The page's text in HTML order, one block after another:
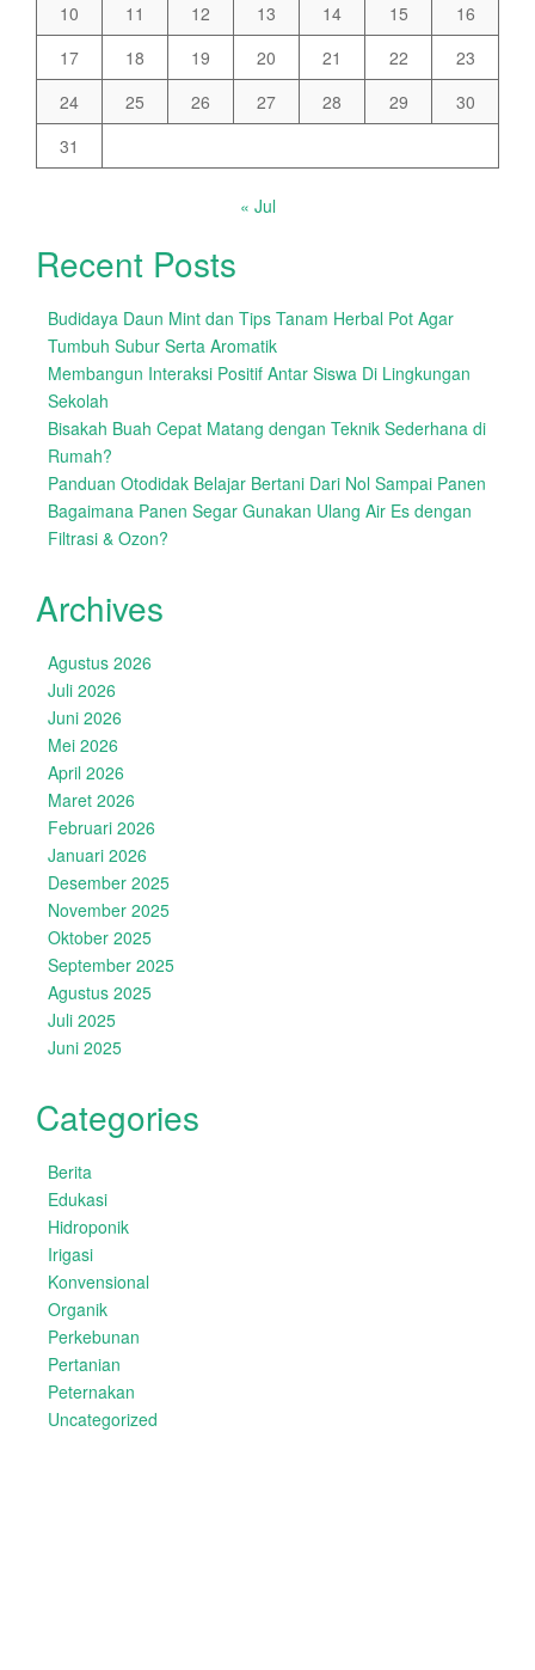
10
11 12 13 14 15
16
17
18 19 20 21 22
23
24
25 26 27 28 29
30
31
« Jul
Recent Posts
Budidaya Daun Mint dan Tips Tanam Herbal Pot Agar
Tumbuh Subur Serta Aromatik
Membangun Interaksi Positif Antar Siswa Di Lingkungan
Sekolah
Bisakah Buah Cepat Matang dengan Teknik Sederhana di
Rumah?
Panduan Otodidak Belajar Bertani Dari Nol Sampai Panen
Bagaimana Panen Segar Gunakan Ulang Air Es dengan
Filtrasi & Ozon?
Archives
Agustus 2026
Juli 2026
Juni 2026
Mei 2026
April 2026
Maret 2026
Februari 2026
Januari 2026
Desember 2025
November 2025
Oktober 2025
September 2025
Agustus 2025
Juli 2025
Juni 2025
Categories
Berita
Edukasi
Hidroponik
Irigasi
Konvensional
Organik
Perkebunan
Pertanian
Peternakan
Uncategorized